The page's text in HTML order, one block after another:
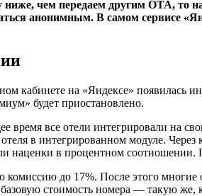
чем передаем другим ОТА, то
анонимным. В самом сервисе
кабинете на «Яндексе»
будет приостановлено.
время все отели интегрировали на
отеля в интегрированном модуле.
наценки в процентном соотношении.
до 17%. После этого
стоимость номера — такую